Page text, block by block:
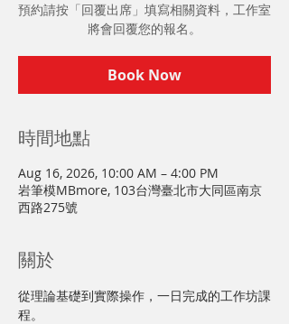
預約請按「回覆出席」填寫相關資料，工作室
將會回覆您的報名。
Book Now
時間地點
Aug 16, 2026, 10:00 AM – 4:00 PM
岩筆模MBmore, 103台灣臺北市大同區南京
西路275號
關於
從理論基礎到實際操作，一日完成的工作坊課
程。